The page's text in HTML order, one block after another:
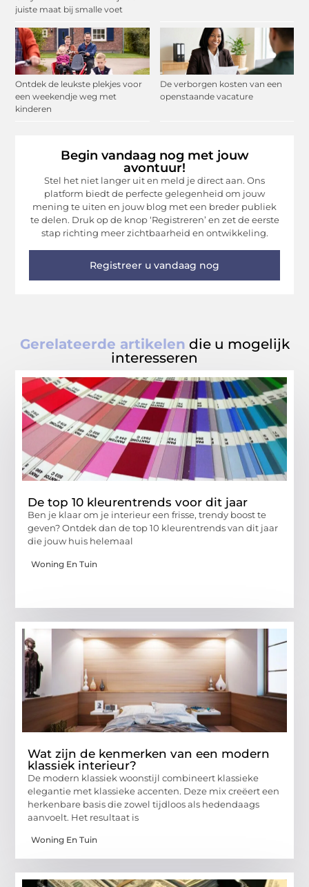
juiste maat bij smalle voet
Ontdek de leukste plekjes voor
een weekendje weg met
kinderen
De verborgen kosten van een
openstaande vacature
Begin vandaag nog met jouw
avontuur!
Stel het niet langer uit en meld je direct aan. Ons
platform biedt de perfecte gelegenheid om jouw
mening te uiten en jouw blog met een breder publiek
te delen. Druk op de knop ‘Registreren’ en zet de eerste
stap richting meer zichtbaarheid en ontwikkeling.
Registreer u vandaag nog
Gerelateerde artikelen die u mogelijk
interesseren
De top 10 kleurentrends voor dit jaar
Ben je klaar om je interieur een frisse, trendy boost te
geven? Ontdek dan de top 10 kleurentrends van dit jaar
die jouw huis helemaal
Woning En Tuin
Wat zijn de kenmerken van een modern
klassiek interieur?
De modern klassiek woonstijl combineert klassieke
elegantie met klassieke accenten. Deze mix creëert een
herkenbare basis die zowel tijdloos als hedendaags
aanvoelt. Het resultaat is
Woning En Tuin